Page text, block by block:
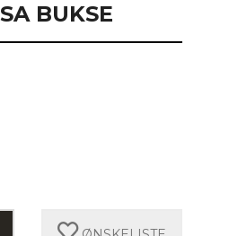
BUKSE